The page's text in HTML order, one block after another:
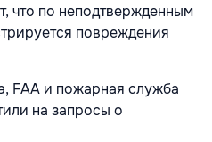
что по неподтвержденным
повреждения
FAA и пожарная служба
на запросы о